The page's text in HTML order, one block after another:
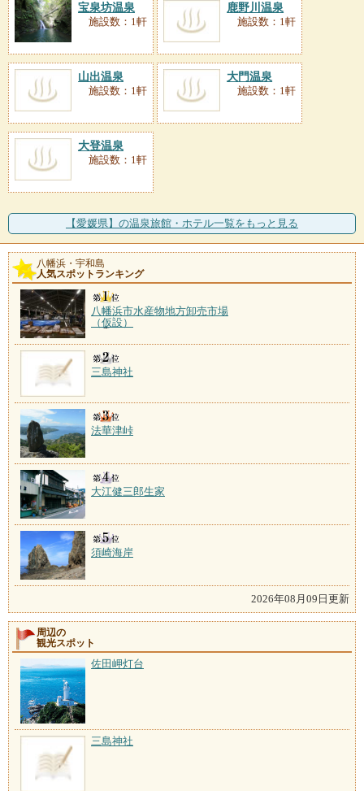
宝泉坊温泉
施設数：1軒
鹿野川温泉
施設数：1軒
山出温泉
施設数：1軒
大門温泉
施設数：1軒
大登温泉
施設数：1軒
【愛媛県】の温泉旅館・ホテル一覧をもっと見る
八幡浜・宇和島
人気スポットランキング
八幡浜市水産物地方卸売市場
（仮設）
三島神社
法華津峠
大江健三郎生家
須崎海岸
2026年08月09日更新
周辺の
観光スポット
佐田岬灯台
三島神社